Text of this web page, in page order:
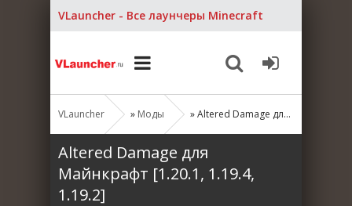
VLauncher - Все лаунчеры Minecraft
VLauncher » Моды » Altered Damage для Майнкрафт [1.20.1, 1.19.4, 1.19.2]
Altered Damage для
Майнкрафт [1.20.1, 1.19.4,
1.19.2]